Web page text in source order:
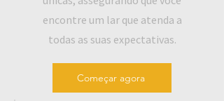
encontre um lar que atenda a
todas as suas expectativas.
Começar agora